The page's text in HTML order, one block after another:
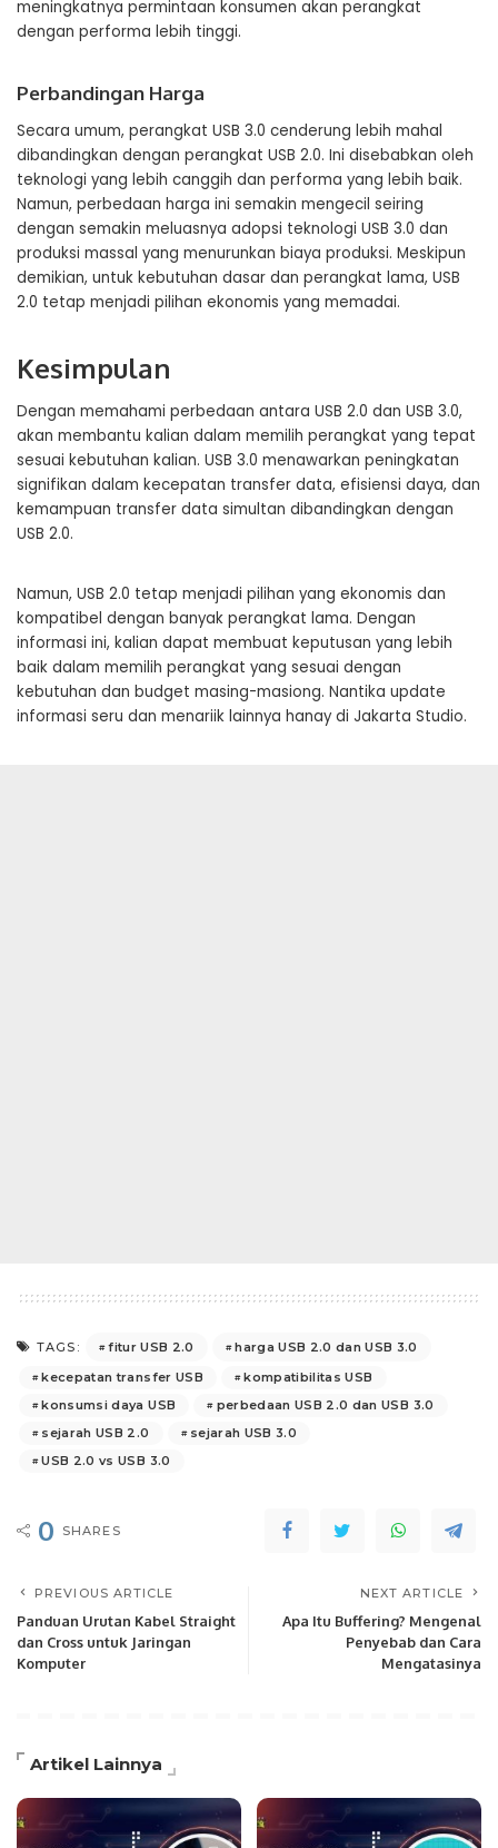
meningkatnya permintaan konsumen akan perangkat
dengan performa lebih tinggi.
Perbandingan Harga
Secara umum, perangkat USB 3.0 cenderung lebih mahal
dibandingkan dengan perangkat USB 2.0. Ini disebabkan oleh
teknologi yang lebih canggih dan performa yang lebih baik.
Namun, perbedaan harga ini semakin mengecil seiring
dengan semakin meluasnya adopsi teknologi USB 3.0 dan
produksi massal yang menurunkan biaya produksi. Meskipun
demikian, untuk kebutuhan dasar dan perangkat lama, USB
2.0 tetap menjadi pilihan ekonomis yang memadai.
Kesimpulan
Dengan memahami perbedaan antara USB 2.0 dan USB 3.0,
akan membantu kalian dalam memilih perangkat yang tepat
sesuai kebutuhan kalian. USB 3.0 menawarkan peningkatan
signifikan dalam kecepatan transfer data, efisiensi daya, dan
kemampuan transfer data simultan dibandingkan dengan
USB 2.0.
Namun, USB 2.0 tetap menjadi pilihan yang ekonomis dan
kompatibel dengan banyak perangkat lama. Dengan
informasi ini, kalian dapat membuat keputusan yang lebih
baik dalam memilih perangkat yang sesuai dengan
kebutuhan dan budget masing-masiong. Nantika update
informasi seru dan menariik lainnya hanay di Jakarta Studio.
TAGS: fitur USB 2.0
harga USB 2.0 dan USB 3.0
kecepatan transfer USB
kompatibilitas USB
konsumsi daya USB
perbedaan USB 2.0 dan USB 3.0
sejarah USB 2.0
sejarah USB 3.0
USB 2.0 vs USB 3.0
0 SHARES
PREVIOUS ARTICLE
Panduan Urutan Kabel Straight
dan Cross untuk Jaringan
Komputer
NEXT ARTICLE
Apa Itu Buffering? Mengenal
Penyebab dan Cara
Mengatasinya
Artikel Lainnya